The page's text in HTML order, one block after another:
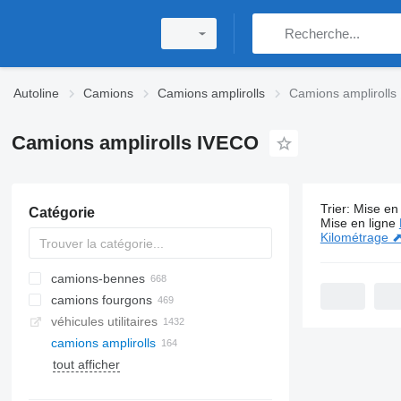
Autoline Camions Camions amplirolls Camions amplirolls
Camions amplirolls IVECO
Catégorie
camions-bennes
camions fourgons
véhicules utilitaires
camions amplirolls
tout afficher
164
Trier: Mise
Mise en ligne
Kilométrage ⬈